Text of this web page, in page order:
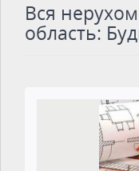
Вся
область: